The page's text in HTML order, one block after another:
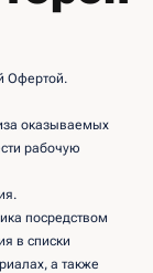
Офертой.
оказываемых
рабочую
посредством
в списки
а также